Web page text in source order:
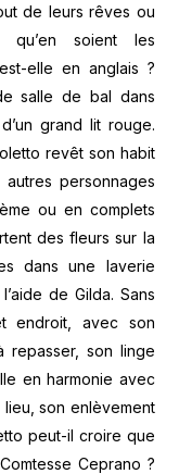
de leurs rêves ou
qu’en soient les
elle en anglais ?
salle de bal dans
grand lit rouge.
revêt son habit
personnages
ou en complets
des fleurs sur la
dans une laverie
de Gilda. Sans
endroit, avec son
repasser, son linge
en harmonie avec
son enlèvement
peut-il croire que
Ceprano ?